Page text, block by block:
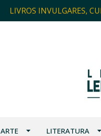
LIVROS INVULGARES,
ARTE LITERATURA